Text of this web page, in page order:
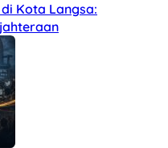
Kota Langsa: